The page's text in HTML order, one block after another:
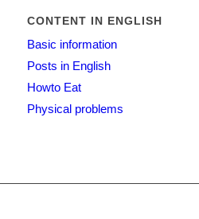
CONTENT IN ENGLISH
Basic information
Posts in English
Howto Eat
Physical problems